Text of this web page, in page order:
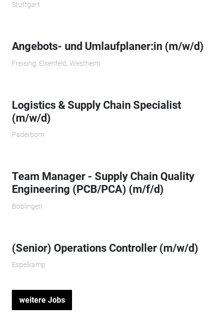
Stuttgart
Angebots- und Umlaufplaner:in (m/w/d)
Freising, Elsenfeld, Westheim
Logistics & Supply Chain Specialist
(m/w/d)
Paderborn
Team Manager - Supply Chain Quality
Engineering (PCB/PCA) (m/f/d)
Böblingen
(Senior) Operations Controller (m/w/d)
Espelkamp
weitere Jobs